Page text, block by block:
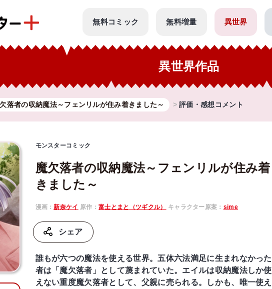
無料コミック 無料増量 異世界
異世界作品
落者の収納魔法～フェンリルが住み着きました～ 評価・感想コメント
モンスターコミック
魔欠落者の収納魔法～フェンリルが住み着
きました～
漫画：新奈ケイ 原作：富士とまと（ツギクル） キャラクター原案： sime
シェア
誰もが六つの魔法を使える世界。五体六法満足に生まれなかった
者は「魔欠落者」として蔑まれていた。エイルは収納魔法しか使
えない重度魔欠落者として、父親に売られる。しかも、唯一使え